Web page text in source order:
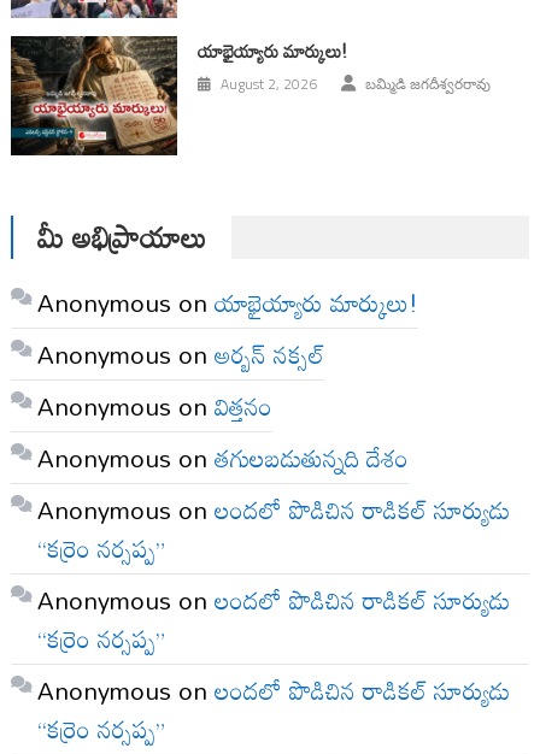
యాభైయ్యారు మార్కులు!
August 2, 2026 బమ్మిడి జగదీశ్వరరావు
మీ అభిప్రాయాలు
Anonymous onయాభైయ్యారు మార్కులు!
Anonymous onఅర్బన్ నక్సల్
Anonymous onవిత్తనం
Anonymous onతగులబడుతున్నది దేశం
Anonymous onలందలో పొడిచిన రాడికల్ సూర్యుడు
“కర్రెం నర్సప్ప”
Anonymous onలందలో పొడిచిన రాడికల్ సూర్యుడు
“కర్రెం నర్సప్ప”
Anonymous onలందలో పొడిచిన రాడికల్ సూర్యుడు
“కర్రెం నర్సప్ప”